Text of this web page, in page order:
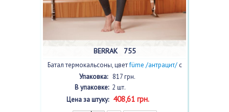
BERRAK 755
Батал термокальсоны, цветfüme /антрацит/с
фото, 2 шт.
Упаковка: 817 грн.
В упаковке:2 шт.
Цена за штуку:408,61 грн.